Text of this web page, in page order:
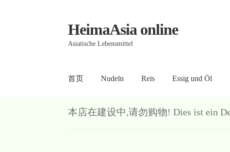
Skip
Skip
HeimaAsia online
Asiatische Lebensmittel
首页 Nudeln Reis Essig und Öl
首页About AGB Contact Datenschutz Kasse Mein
本店在建设中,请勿购物! Dies ist ein